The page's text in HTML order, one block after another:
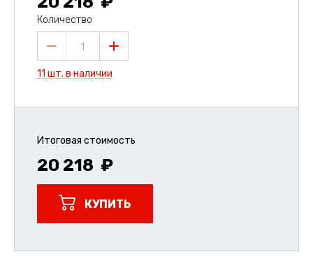
Количество
1
11 шт. в наличии
Итоговая стоимость
20 218
КУПИТЬ